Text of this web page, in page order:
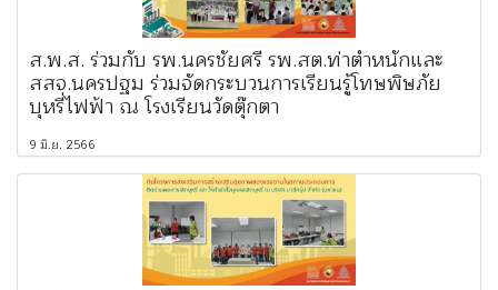
ส.พ.ส. ร่วมกับ รพ.นครชัยศรี รพ.สต.ท่าตำหนักและ
สสจ.นครปฐม ร่วมจัดกระบวนการเรียนรู้โทษพิษภัย
บุหรี่ไฟฟ้า ณ โรงเรียนวัดตุ๊กตา
9 มิ.ย. 2566